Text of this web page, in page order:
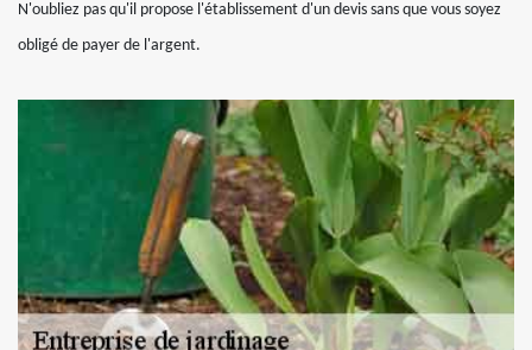
N'oubliez pas qu'il propose l'établissement d'un devis sans que vous soyez
obligé de payer de l'argent.